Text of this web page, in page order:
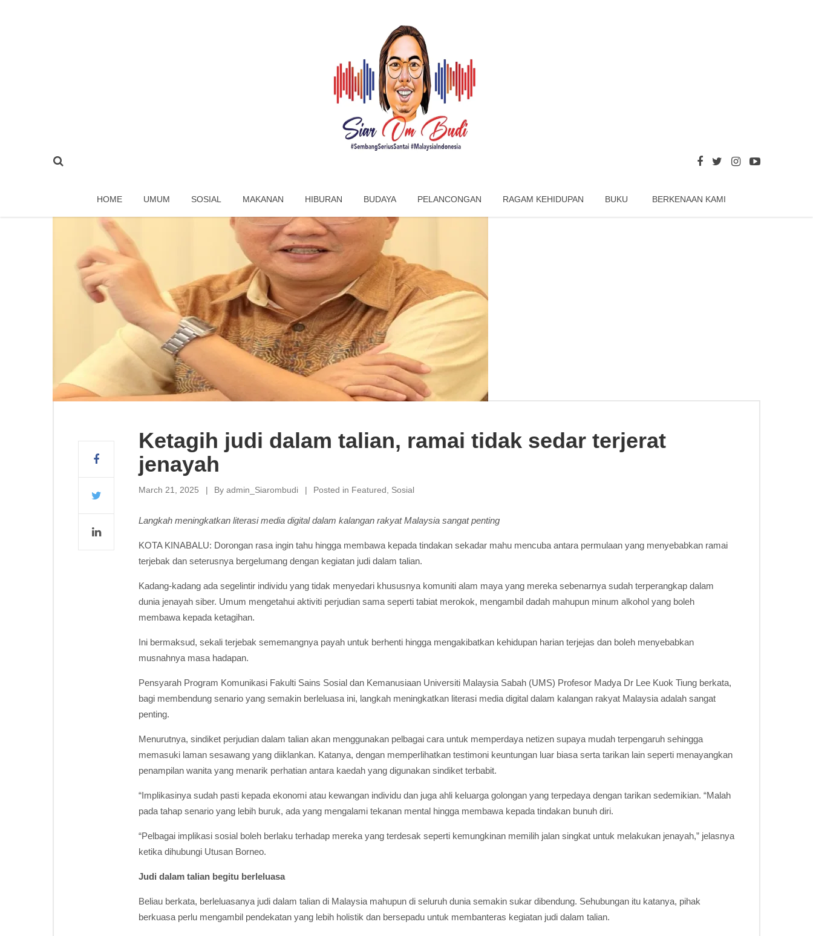
HOME UMUM SOSIAL MAKANAN HIBURAN BUDAYA PELANCONGAN RAGAM KEHIDUPAN BUKU BERKENAAN KAMI
Ketagih judi dalam talian, ramai tidak sedar terjerat
jenayah
March 21, 2025 By admin_Siarombudi Posted in Featured Sosial
Langkah meningkatkan literasi media digital dalam kalangan rakyat Malaysia sangat penting
KOTA KINABALU: Dorongan rasa ingin tahu hingga membawa kepada tindakan sekadar mahu mencuba antara permulaan yang menyebabkan ramai
terjebak dan seterusnya bergelumang dengan kegiatan judi dalam talian.
Kadang-kadang ada segelintir individu yang tidak menyedari khususnya komuniti alam maya yang mereka sebenarnya sudah terperangkap dalam
dunia jenayah siber. Umum mengetahui aktiviti perjudian sama seperti tabiat merokok, mengambil dadah mahupun minum alkohol yang boleh
membawa kepada ketagihan.
Ini bermaksud, sekali terjebak sememangnya payah untuk berhenti hingga mengakibatkan kehidupan harian terjejas dan boleh menyebabkan
musnahnya masa hadapan.
Pensyarah Program Komunikasi Fakulti Sains Sosial dan Kemanusiaan Universiti Malaysia Sabah (UMS) Profesor Madya Dr Lee Kuok Tiung berkata,
bagi membendung senario yang semakin berleluasa ini, langkah meningkatkan literasi media digital dalam kalangan rakyat Malaysia adalah sangat
penting.
Menurutnya, sindiket perjudian dalam talian akan menggunakan pelbagai cara untuk memperdaya netizen supaya mudah terpengaruh sehingga
memasuki laman sesawang yang diiklankan. Katanya, dengan memperlihatkan testimoni keuntungan luar biasa serta tarikan lain seperti menayangkan
penampilan wanita yang menarik perhatian antara kaedah yang digunakan sindiket terbabit.
“Implikasinya sudah pasti kepada ekonomi atau kewangan individu dan juga ahli keluarga golongan yang terpedaya dengan tarikan sedemikian. “Malah
pada tahap senario yang lebih buruk, ada yang mengalami tekanan mental hingga membawa kepada tindakan bunuh diri.
“Pelbagai implikasi sosial boleh berlaku terhadap mereka yang terdesak seperti kemungkinan memilih jalan singkat untuk melakukan jenayah,” jelasnya
ketika dihubungi Utusan Borneo.
Judi dalam talian begitu berleluasa
Beliau berkata, berleluasanya judi dalam talian di Malaysia mahupun di seluruh dunia semakin sukar dibendung. Sehubungan itu katanya, pihak
berkuasa perlu mengambil pendekatan yang lebih holistik dan bersepadu untuk membanteras kegiatan judi dalam talian.